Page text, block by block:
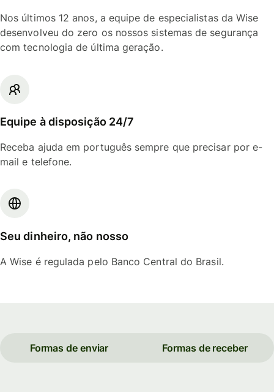
Nos últimos 12 anos, a equipe de especialistas da Wise
desenvolveu do zero os nossos sistemas de segurança
com tecnologia de última geração.
Equipe à disposição 24/7
Receba ajuda em português sempre que precisar por e-
mail e telefone.
Seu dinheiro, não nosso
A Wise é regulada pelo Banco Central do Brasil.
Formas de enviar Formas de receber